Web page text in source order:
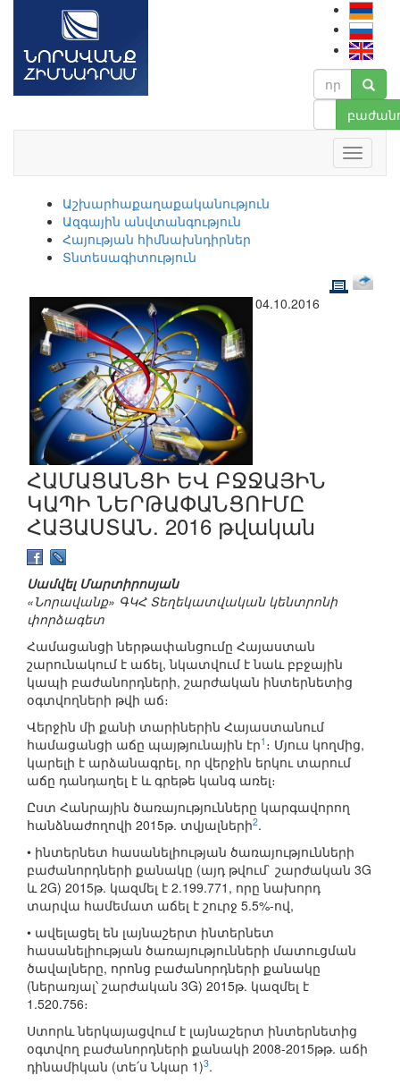
Աշխարհաքաղաքականություն
Ազգային անվտանգություն
Հայության հիմնախնդիրներ
Տնտեսագիտություն
04.10.2016
ՀԱՄԱՑԱՆՑԻ ԵՎ ԲՋՋԱՅԻՆ
ԿԱՊԻ ՆԵՐԹԱՓԱՆՑՈՒՄԸ
ՀԱՅԱՍՏԱՆ. 2016 թվական
Սամվել Մարտիրոսյան
«Նորավանք» ԳԿՀ Տեղեկատվական կենտրոնի
փորձագետ
Համացանցի ներթափանցումը Հայաստան
շարունակում է աճել, նկատվում է նաև բբջային
կապի բաժանորդների, շարժական ինտերնետից
օգտվողների թվի աճ։
Վերջին մի քանի տարիներին Հայաստանում
համացանցի աճը պայթյունային էր1 ։ Մյուս կողմից,
կարելի է արձանագրել, որ վերջին երկու տարում
աճը դանդաղել է և գրեթե կանգ առել։
Ըստ Հանրային ծառայությունները կարգավորող
հանձնաժողովի 2015թ. տվյալների2.
• ինտերնետ հասանելիության ծառայությունների
բաժանորդների քանակը (այդ թվում` շարժական 3G
և 2G) 2015թ. կազմել է 2.199.771, որը նախորդ
տարվա համեմատ աճել է շուրջ 5.5%-ով,
• ավելացել են լայնաշերտ ինտերնետ
հասանելիության ծառայությունների մատուցման
ծավալները, որոնց բաժանորդների քանակը
(ներառյալ՝ շարժական 3G) 2015թ. կազմել է
1.520.756։
Ստորև ներկայացվում է լայնաշերտ ինտերնետից
օգտվող բաժանորդների քանակի 2008-2015թթ. աճի
դինամիկան (տե՛ս Նկար 1)3.